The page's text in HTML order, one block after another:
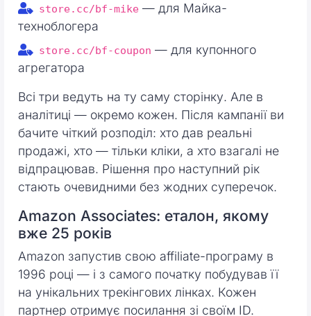
store.cc/bf-mike — для Майка-
техноблогера
store.cc/bf-coupon — для купонного
агрегатора
Всі три ведуть на ту саму сторінку. Але в
аналітиці — окремо кожен. Після кампанії ви
бачите чіткий розподіл: хто дав реальні
продажі, хто — тільки кліки, а хто взагалі не
відпрацював. Рішення про наступний рік
стають очевидними без жодних суперечок.
Amazon Associates: еталон, якому
вже 25 років
Amazon запустив свою affiliate-програму в
1996 році — і з самого початку побудував її
на унікальних трекінгових лінках. Кожен
партнер отримує посилання зі своїм ID.